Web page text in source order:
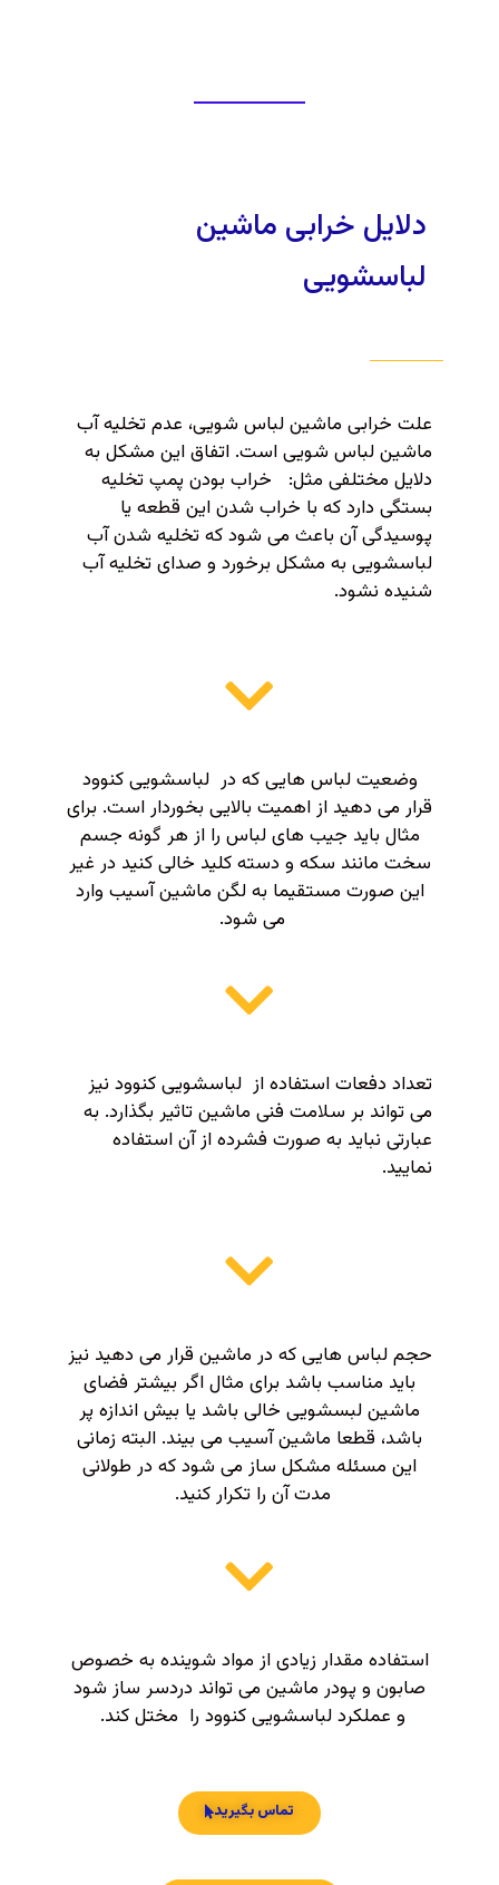
دلایل خرابی ماشین
لباسشویی
علت خرابی ماشین لباس شویی، عدم تخلیه آب
ماشین لباس شویی است. اتفاق این مشکل به
دلایل مختلفی مثل: خراب بودن پمپ تخلیه
بستگی دارد که با خراب شدن این قطعه یا
پوسیدگی آن باعث می شود که تخلیه شدن آب
لباسشویی به مشکل برخورد و صدای تخلیه آب
شنیده نشود.
وضعیت لباس هایی که در لباسشویی کنوود
قرار می دهید از اهمیت بالایی بخوردار است. برای
مثال باید جیب های لباس را از هر گونه جسم
سخت مانند سکه و دسته کلید خالی کنید در غیر
این صورت مستقیما به لگن ماشین آسیب وارد
می شود.
تعداد دفعات استفاده از لباسشویی کنوود نیز
می تواند بر سلامت فنی ماشین تاثیر بگذارد. به
عبارتی نباید به صورت فشرده از آن استفاده
نمایید.
حجم لباس هایی که در ماشین قرار می دهید نیز
باید مناسب باشد برای مثال اگر بیشتر فضای
ماشین لبسشویی خالی باشد یا بیش اندازه پر
باشد، قطعا ماشین آسیب می بیند. البته زمانی
این مسئله مشکل ساز می شود که در طولانی
مدت آن را تکرار کنید.
استفاده مقدار زیادی از مواد شوینده به خصوص
صابون و پودر ماشین می تواند دردسر ساز شود
و عملکرد لباسشویی کنوود را مختل کند.
تماس بگیرید